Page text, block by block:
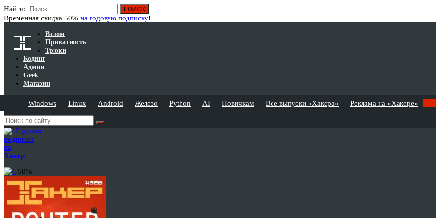
Найти:
Временная скидка 50% на годовую подписку!
Взлом
Приватность
Трюки
Кодинг
Админ
Geek
Магазин
Windows Linux Android Железо Python AI Новичкам Все выпуски «Хакера» Реклама на «Хакере»
Годовая
подписка
на
Хакер
-50%